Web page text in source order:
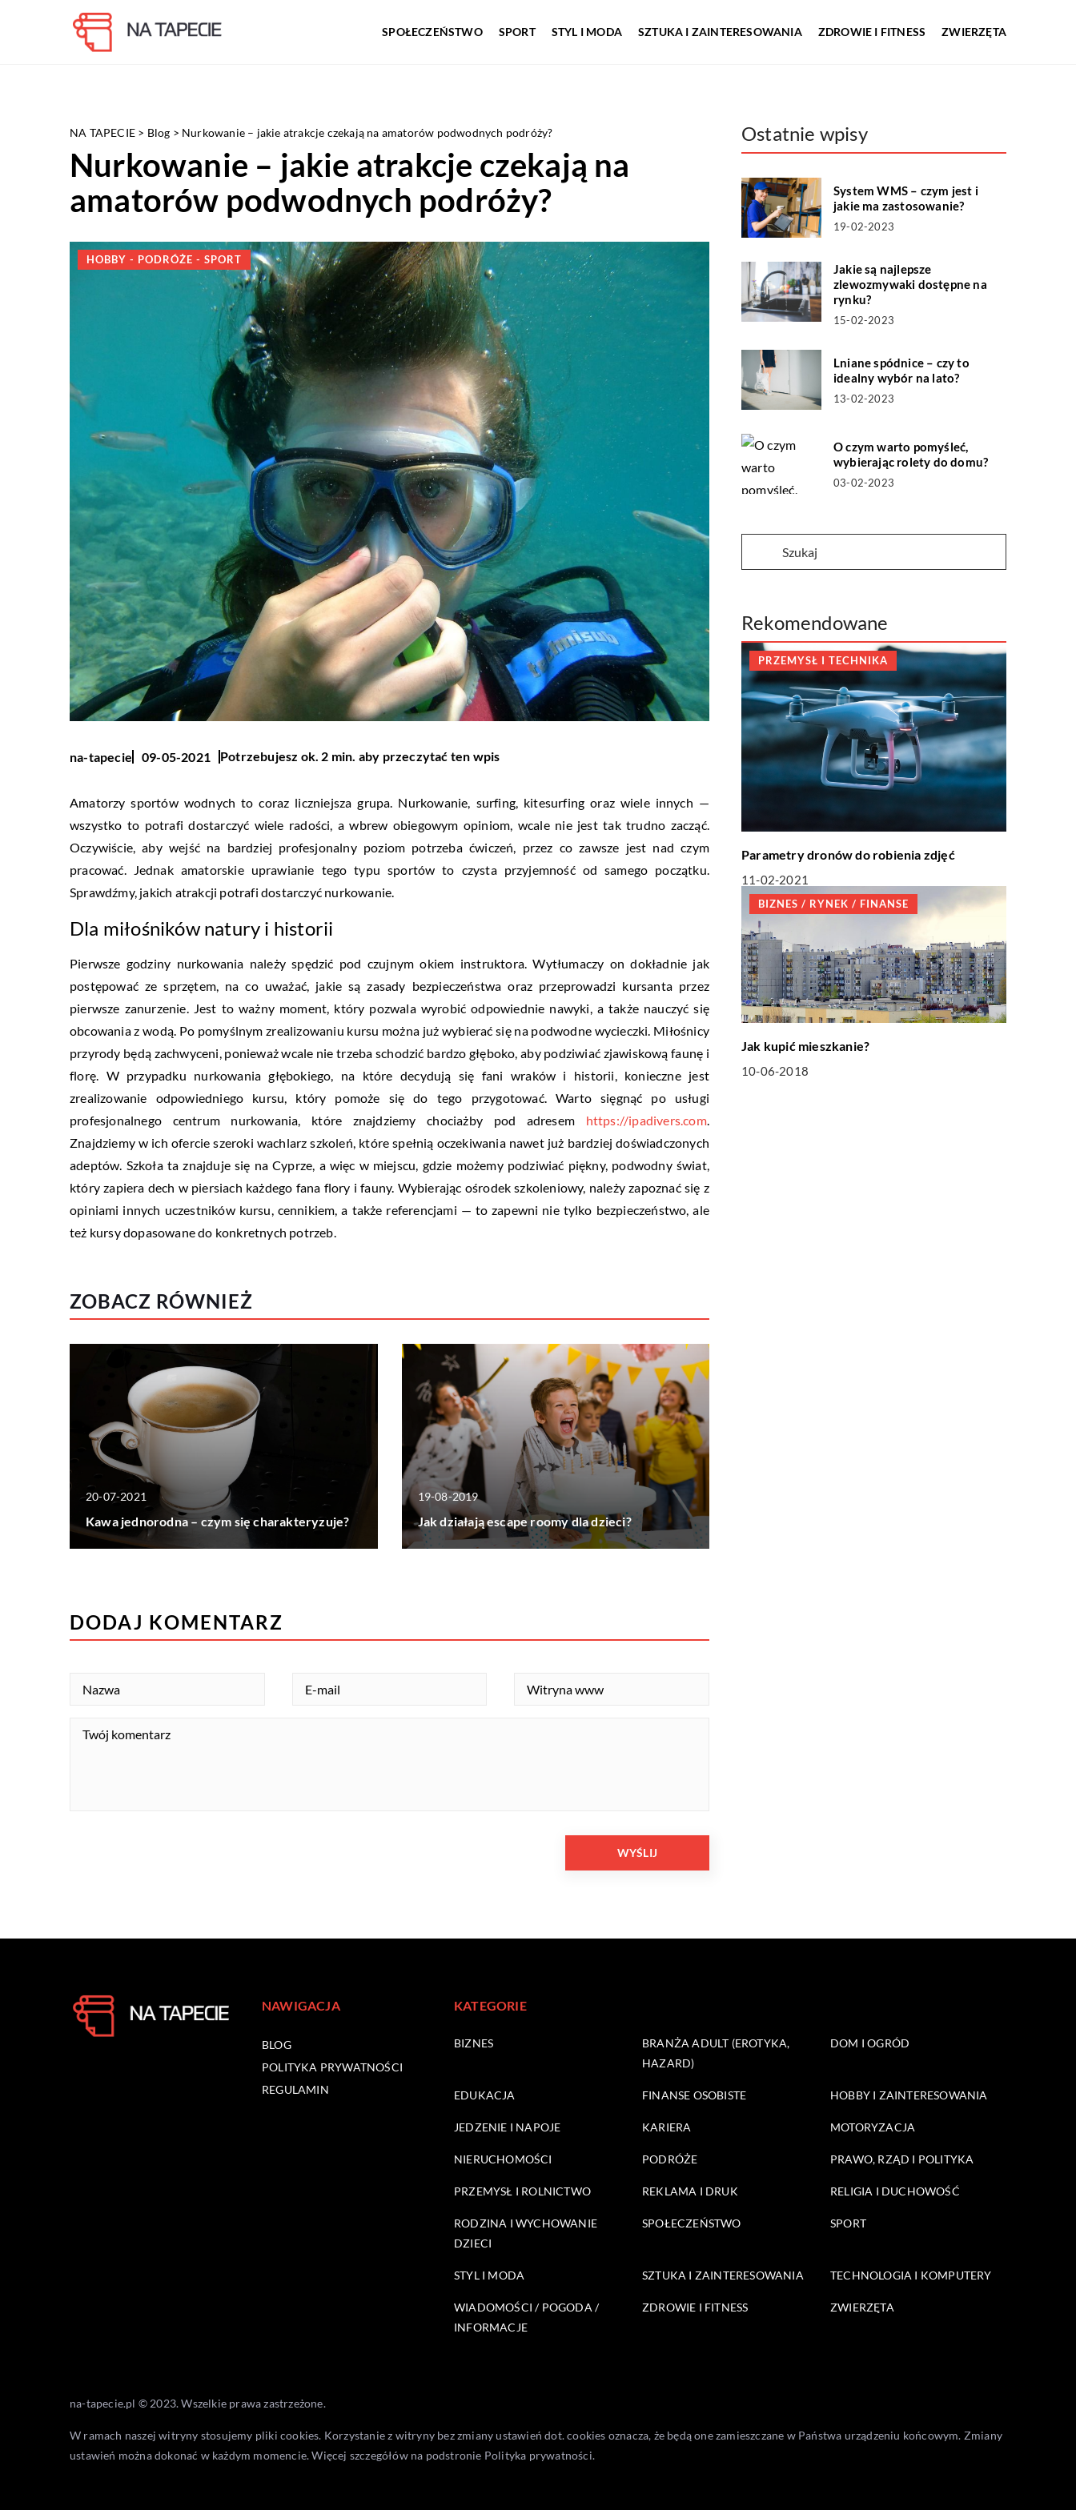
SPOŁECZEŃSTWO SPORT STYL I MODA SZTUKA I ZAINTERESOWANIA ZDROWIE I FITNESS ZWIERZĘTA
NA TAPECIE > Blog > Nurkowanie – jakie atrakcje czekają na amatorów podwodnych podróży?
Nurkowanie – jakie atrakcje czekają na
amatorów podwodnych podróży?
HOBBY - PODRÓŻE - SPORT
na-tapecie 09-05-2021 Potrzebujesz ok. 2 min. aby przeczytać ten wpis
Amatorzy sportów wodnych to coraz liczniejsza grupa. Nurkowanie, surfing, kitesurfing oraz wiele innych —
wszystko to potrafi dostarczyć wiele radości, a wbrew obiegowym opiniom, wcale nie jest tak trudno zacząć.
Oczywiście, aby wejść na bardziej profesjonalny poziom potrzeba ćwiczeń, przez co zawsze jest nad czym
pracować. Jednak amatorskie uprawianie tego typu sportów to czysta przyjemność od samego początku.
Sprawdźmy, jakich atrakcji potrafi dostarczyć nurkowanie.
Dla miłośników natury i historii
Pierwsze godziny nurkowania należy spędzić pod czujnym okiem instruktora. Wytłumaczy on dokładnie jak
postępować ze sprzętem, na co uważać, jakie są zasady bezpieczeństwa oraz przeprowadzi kursanta przez
pierwsze zanurzenie. Jest to ważny moment, który pozwala wyrobić odpowiednie nawyki, a także nauczyć się
obcowania z wodą. Po pomyślnym zrealizowaniu kursu można już wybierać się na podwodne wycieczki. Miłośnicy
przyrody będą zachwyceni, ponieważ wcale nie trzeba schodzić bardzo głęboko, aby podziwiać zjawiskową faunę i
florę. W przypadku nurkowania głębokiego, na które decydują się fani wraków i historii, konieczne jest
zrealizowanie odpowiedniego kursu, który pomoże się do tego przygotować. Warto sięgnąć po usługi
profesjonalnego centrum nurkowania, które znajdziemy chociażby pod adresem https://ipadivers.com.
Znajdziemy w ich ofercie szeroki wachlarz szkoleń, które spełnią oczekiwania nawet już bardziej doświadczonych
adeptów. Szkoła ta znajduje się na Cyprze, a więc w miejscu, gdzie możemy podziwiać piękny, podwodny świat,
który zapiera dech w piersiach każdego fana flory i fauny. Wybierając ośrodek szkoleniowy, należy zapoznać się z
opiniami innych uczestników kursu, cennikiem, a także referencjami — to zapewni nie tylko bezpieczeństwo, ale
też kursy dopasowane do konkretnych potrzeb.
ZOBACZ RÓWNIEŻ
20-07-2021
Kawa jednorodna – czym się charakteryzuje?
19-08-2019
Jak działają escape roomy dla dzieci?
Ostatnie wpisy
System WMS – czym jest i
jakie ma zastosowanie?
19-02-2023
Jakie są najlepsze
zlewozmywaki dostępne na
rynku?
15-02-2023
Lniane spódnice – czy to
idealny wybór na lato?
13-02-2023
O czym warto pomyśleć,
wybierając rolety do domu?
03-02-2023
Rekomendowane
PRZEMYSŁ I TECHNIKA
Parametry dronów do robienia zdjęć
11-02-2021
BIZNES / RYNEK / FINANSE
Jak kupić mieszkanie?
10-06-2018
DODAJ KOMENTARZ
NAWIGACJA
BLOG
POLITYKA PRYWATNOŚCI
REGULAMIN
KATEGORIE
BIZNES
BRANŻA ADULT (EROTYKA,
HAZARD)
DOM I OGRÓD
EDUKACJA FINANSE OSOBISTE HOBBY I ZAINTERESOWANIA
JEDZENIE I NAPOJE KARIERA MOTORYZACJA
NIERUCHOMOŚCI PODRÓŻE PRAWO, RZĄD I POLITYKA
PRZEMYSŁ I ROLNICTWO REKLAMA I DRUK RELIGIA I DUCHOWOŚĆ
RODZINA I WYCHOWANIE
DZIECI
SPOŁECZEŃSTWO SPORT
STYL I MODA SZTUKA I ZAINTERESOWANIA TECHNOLOGIA I KOMPUTERY
WIADOMOŚCI / POGODA /
INFORMACJE
ZDROWIE I FITNESS ZWIERZĘTA
na-tapecie.pl © 2023. Wszelkie prawa zastrzeżone.
W ramach naszej witryny stosujemy pliki cookies. Korzystanie z witryny bez zmiany ustawień dot. cookies oznacza, że będą one zamieszczane w Państwa urządzeniu końcowym. Zmiany
ustawień można dokonać w każdym momencie. Więcej szczegółów na podstronie Polityka prywatności.